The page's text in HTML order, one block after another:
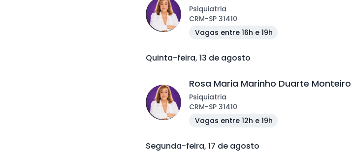
Psiquiatria
CRM-SP 31410
Vagas entre 16h e 19h
Quinta-feira, 13 de agosto
Rosa Maria Marinho Duarte Monteiro
Psiquiatria
CRM-SP 31410
Vagas entre 12h e 19h
Segunda-feira, 17 de agosto